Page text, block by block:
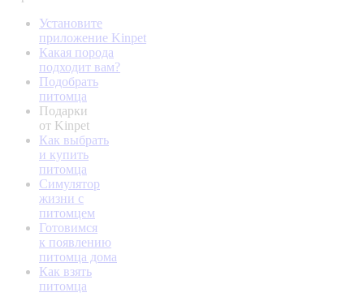
Установите
приложение Kinpet
Какая порода
подходит вам?
Подобрать
питомца
Подарки
от Kinpet
Как выбрать
и купить
питомца
Симулятор
жизни с
питомцем
Готовимся
к появлению
питомца дома
Как взять
питомца